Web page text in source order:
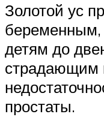
Золотой ус
детям до
страдающим
простаты.